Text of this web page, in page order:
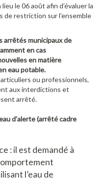
le 06 août afin d’évaluer la
de restriction sur l’ensemble
arrêtés municipaux de
en cas
en matière
eau potable.
ou professionnels,
aux interdictions et
arrêté.
d’alerte (arrêté cadre
: il est demandé à
l’eau de